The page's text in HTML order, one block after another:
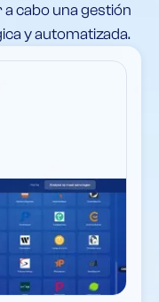
cabo una gestión
y automatizada.